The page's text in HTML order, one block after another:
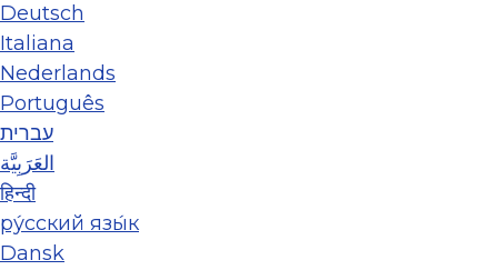
Deutsch
Italiana
Nederlands
Português
עברית
العَرَبِيَّة
हिन्दी
ру́сский язы́к
Dansk